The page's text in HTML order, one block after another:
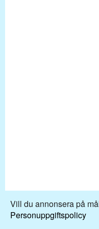
Vill du annonsera på
Personuppgiftspolicy